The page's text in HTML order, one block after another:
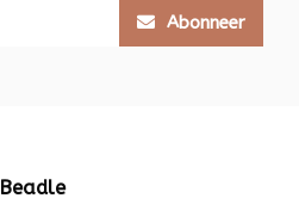
Abonneer
Beadle